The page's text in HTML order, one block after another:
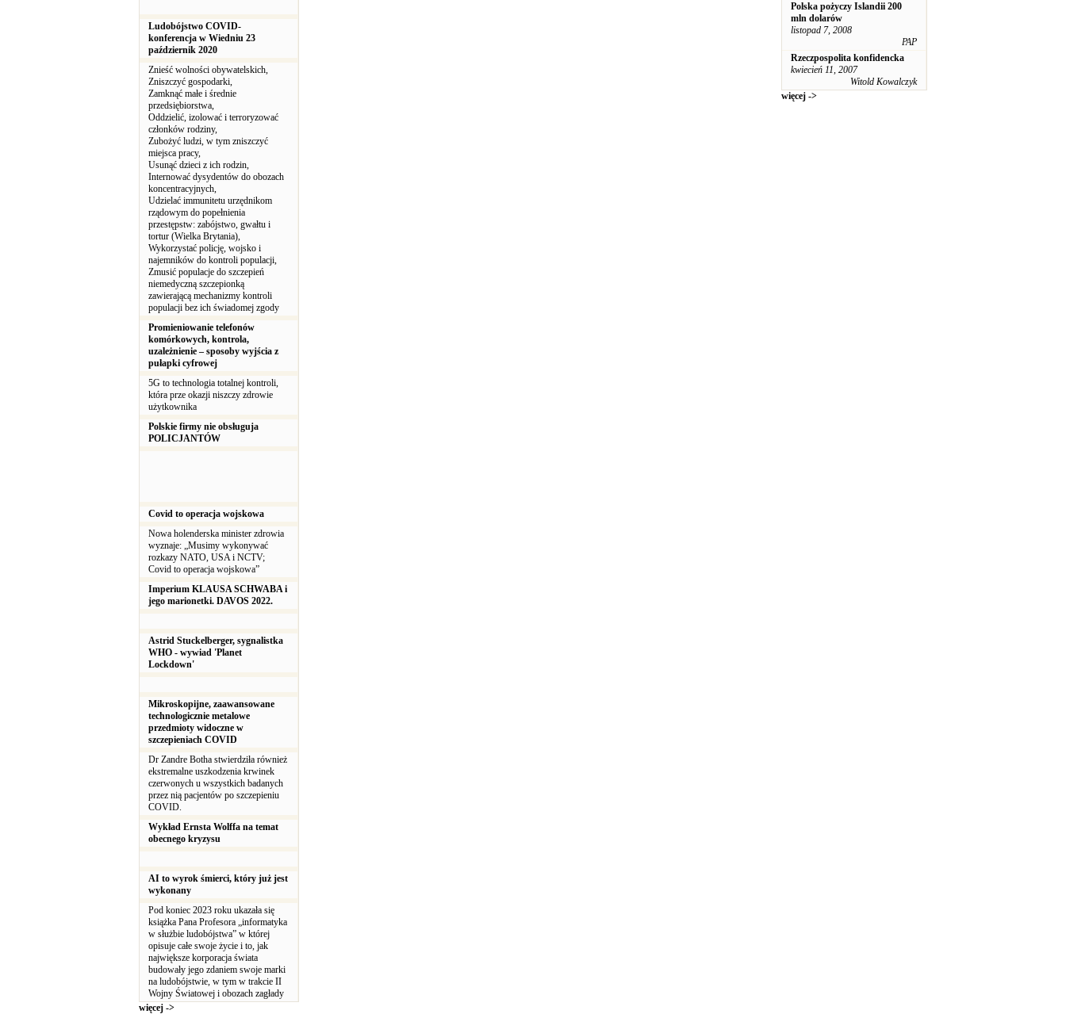
Ludobójstwo COVID-
konferencja w Wiedniu 23
październik 2020
Znieść wolności obywatelskich,
Zniszczyć gospodarki,
Zamknąć małe i średnie
przedsiębiorstwa,
Oddzielić, izolować i terroryzować
członków rodziny,
Zubożyć ludzi, w tym zniszczyć
miejsca pracy,
Usunąć dzieci z ich rodzin,
Internować dysydentów do obozach
koncentracyjnych,
Udzielać immunitetu urzędnikom
rządowym do popełnienia
przestępstw: zabójstwo, gwałtu i
tortur (Wielka Brytania),
Wykorzystać policję, wojsko i
najemników do kontroli populacji,
Zmusić populacje do szczepień
niemedyczną szczepionką
zawierającą mechanizmy kontroli
populacji bez ich świadomej zgody
Promieniowanie telefonów
komórkowych, kontrola,
uzależnienie – sposoby wyjścia z
pułapki cyfrowej
5G to technologia totalnej kontroli,
która prze okazji niszczy zdrowie
użytkownika
Polskie firmy nie obsługuja
POLICJANTÓW
Covid to operacja wojskowa
Nowa holenderska minister zdrowia
wyznaje: „Musimy wykonywać
rozkazy NATO, USA i NCTV;
Covid to operacja wojskowa”
Imperium KLAUSA SCHWABA i
jego marionetki. DAVOS 2022.
Astrid Stuckelberger, sygnalistka
WHO - wywiad 'Planet
Lockdown'
Mikroskopijne, zaawansowane
technologicznie metalowe
przedmioty widoczne w
szczepieniach COVID
Dr Zandre Botha stwierdziła również
ekstremalne uszkodzenia krwinek
czerwonych u wszystkich badanych
przez nią pacjentów po szczepieniu
COVID.
Wykład Ernsta Wolffa na temat
obecnego kryzysu
AI to wyrok śmierci, który już jest
wykonany
Pod koniec 2023 roku ukazała się
książka Pana Profesora „informatyka
w służbie ludobójstwa” w której
opisuje całe swoje życie i to, jak
największe korporacja świata
budowały jego zdaniem swoje marki
na ludobójstwie, w tym w trakcie II
Wojny Światowej i obozach zagłady
więcej ->
Polska pożyczy Islandii 200
mln dolarów
listopad 7, 2008
PAP
Rzeczpospolita konfidencka
kwiecień 11, 2007
Witold Kowalczyk
więcej ->